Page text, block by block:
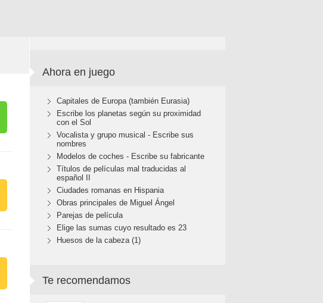
Ahora en juego
Capitales de Europa (también Eurasia)
Escribe los planetas según su proximidad
con el Sol
Vocalista y grupo musical - Escribe sus
nombres
Modelos de coches - Escribe su fabricante
Títulos de películas mal traducidas al
español II
Ciudades romanas en Hispania
Obras principales de Miguel Ángel
Parejas de película
Elige las sumas cuyo resultado es 23
Huesos de la cabeza (1)
Te recomendamos